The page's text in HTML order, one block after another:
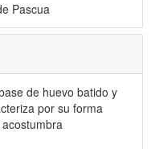
Pascua
de huevo batido y
por su forma